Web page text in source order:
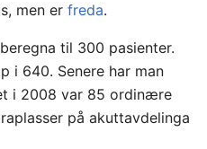
men er freda.
til 300 pasienter.
i 640. Senere har man
i 2008 var 85 ordinære
på akuttavdelinga